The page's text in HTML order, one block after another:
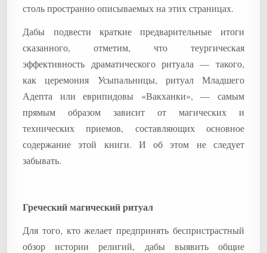
столь пространно описываемых на этих страницах.
Дабы подвести краткие предварительные итоги
сказанного, отметим, что теургическая
эффективность драматического ритуала — такого,
как церемония Усыпальницы, ритуал Младшего
Адепта или еврипидовы «Вакханки», — самым
прямым образом зависит от магических и
технических приемов, составляющих основное
содержание этой книги. И об этом не следует
забывать.
Греческий магический ритуал
Для того, кто желает предпринять беспристрастный
обзор истории религий, дабы выявить общие